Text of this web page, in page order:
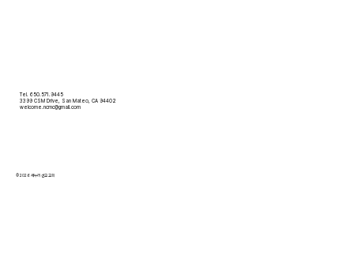
Tel. 650.571.9445
3399 CSM Drive, San Mateo, CA 94402
welcome.ncmc@gmail.com
© 2026 새누리 선교 교회